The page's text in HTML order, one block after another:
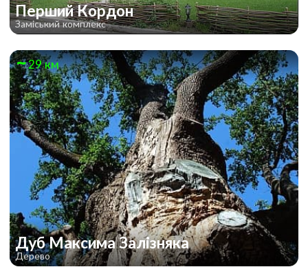
Перший Кордон
Заміський комплекс
29 км
Дуб Максима Залізняка
Дерево